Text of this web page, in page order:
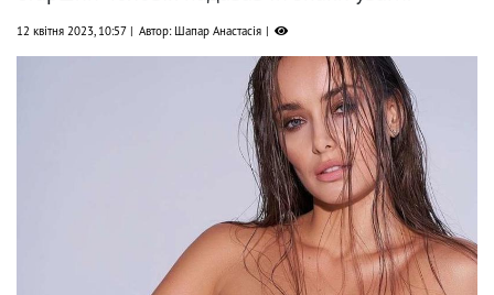
12 квітня 2023, 10:57 Автор: Шапар Анастасія